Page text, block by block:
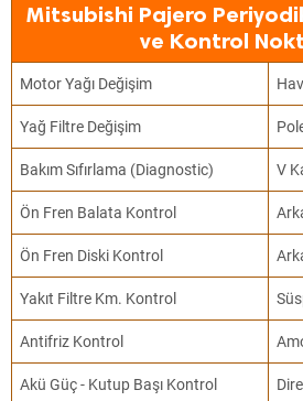
Mitsubishi Pajero
ve Kontrol
Motor Yağı Değişim
Yağ Filtre Değişim
Bakım Sıfırlama (Diagnostic) V
Ön Fren Balata Kontrol
Ön Fren Diski Kontrol
Yakıt Filtre Km. Kontrol
Antifriz Kontrol
Akü Güç - Kutup Başı Kontrol